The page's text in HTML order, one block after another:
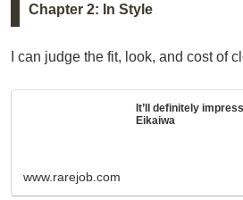
Chapter 2: In Style
I can judge the fit, look, and cost of
It’ll definitely
Eikaiwa
www.rarejob.com